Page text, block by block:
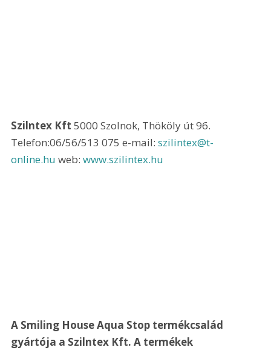
Szilntex Kft 5000 Szolnok, Thököly út 96.
Telefon:06/56/513 075 e-mail: szilintex@t-
online.hu web: www.szilintex.hu
A Smiling House Aqua Stop termékcsalád
gyártója a Szilntex Kft. A termékek